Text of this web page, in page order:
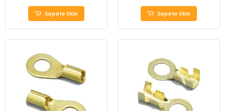
Sepete Ekle Sepete Ekle